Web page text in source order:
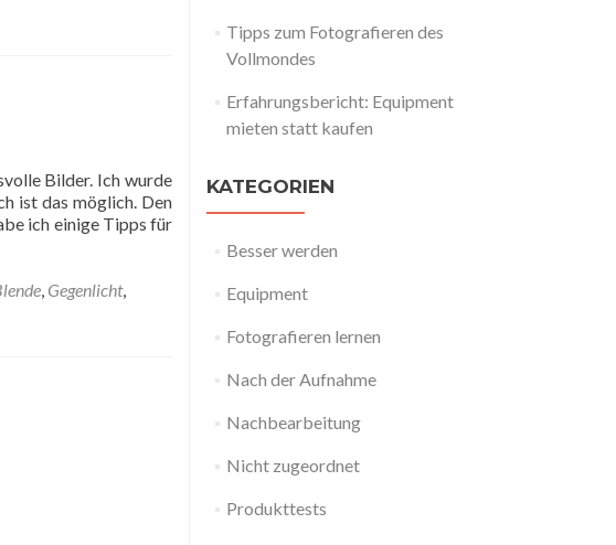
Bilder. Ich wurde
ist das möglich. Den
ich einige Tipps für
, Gegenlicht,
Tipps zum Fotografieren des
Vollmondes
Erfahrungsbericht: Equipment
mieten statt kaufen
KATEGORIEN
Besser werden
Equipment
Fotografieren lernen
Nach der Aufnahme
Nachbearbeitung
Nicht zugeordnet
Produkttests